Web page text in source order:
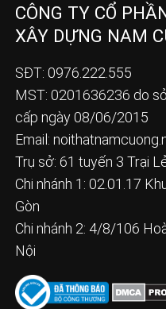
CÔNG TY CỔ
XÂY DỰNG NAM
SĐT: 0976.222.555
MST: 0201636236 do
cấp ngày 08/06/2015
Email:
Trụ sở: 61 tuyến 3 Trại
Chi nhánh 1: 02.01.17
Gòn
Chi nhánh 2: 4/8/106
Nội